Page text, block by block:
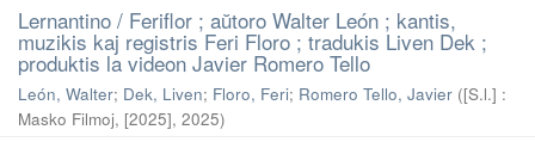
Lernantino / Feriflor ; aŭtoro Walter León ; kantis,
muzikis kaj registris Feri Floro ; tradukis Liven Dek ;
produktis la videon Javier Romero Tello
León, Walter; Dek, Liven; Floro, Feri; Romero Tello, Javier ([S.l.] :
Masko Filmoj, [2025], 2025)